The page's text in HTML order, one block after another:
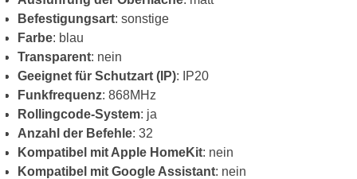
Befestigungsart: sonstige
Farbe: blau
Transparent: nein
Geeignet für Schutzart (IP): IP20
Funkfrequenz: 868MHz
Rollingcode-System: ja
Anzahl der Befehle: 32
Kompatibel mit Apple HomeKit: nein
Kompatibel mit Google Assistant: nein